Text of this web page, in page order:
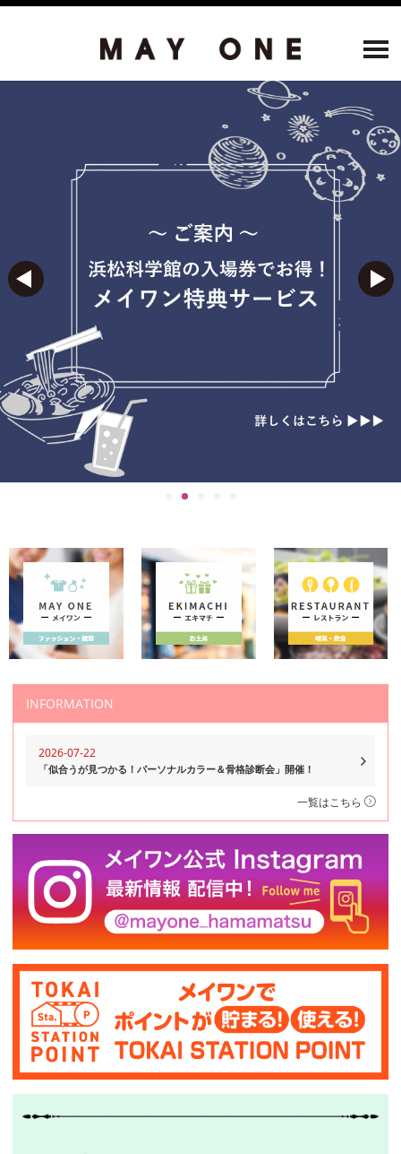
INFORMATION
2026-07-22
「似合うが見つかる！パーソナルカラー＆骨格診断会」開催！
一覧はこちら